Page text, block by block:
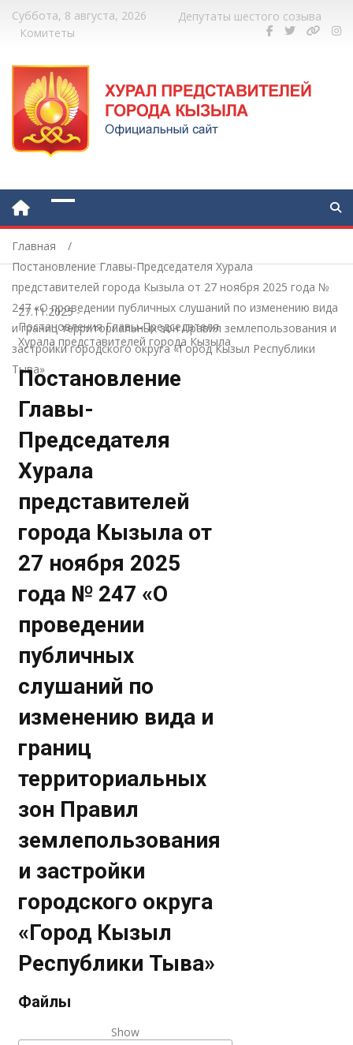
Суббота, 8 августа, 2026
Депутаты шестого созыва
Комитеты
Главная
Постановление Главы-Председателя Хурала
представителей города Кызыла от 27 ноября 2025 года №
247 «О проведении публичных слушаний по изменению вида
и границ территориальных зон Правил землепользования и
застройки городского округа «Город Кызыл Республики
Тыва»
27.11.2025-
Постановления Главы-Председателя
Хурала представителей города Кызыла
Постановление
Главы-
Председателя
Хурала
представителей
города Кызыла от
27 ноября 2025
года № 247 «О
проведении
публичных
слушаний по
изменению вида и
границ
территориальных
зон Правил
землепользования
и застройки
городского округа
«Город Кызыл
Республики Тыва»
Файлы
Show